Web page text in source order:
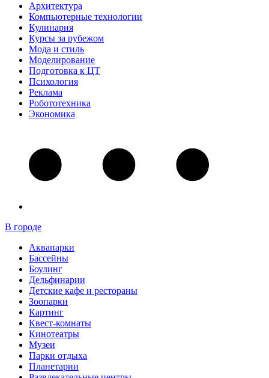
Архитектура
Компьютерные технологии
Кулинария
Курсы за рубежом
Мода и стиль
Моделирование
Подготовка к ЦТ
Психология
Реклама
Робототехника
Экономика
В городе
Аквапарки
Бассейны
Боулинг
Дельфинарии
Детские кафе и рестораны
Зоопарки
Картинг
Квест-комнаты
Кинотеатры
Музеи
Парки отдыха
Планетарии